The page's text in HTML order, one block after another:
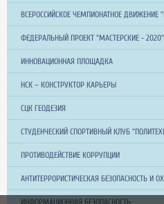
ВСЕРОССИЙСКОЕ ЧЕМПИОНАТНОЕ ДВИЖЕНИЕ
ФЕДЕРАЛЬНЫЙ ПРОЕКТ "МАСТЕРСКИЕ - 2020"
ИННОВАЦИОННАЯ ПЛОЩАДКА
НСК – КОНСТРУКТОР КАРЬЕРЫ
СЦК ГЕОДЕЗИЯ
СТУДЕНЧЕСКИЙ СПОРТИВНЫЙ КЛУБ
ПРОТИВОДЕЙСТВИЕ КОРРУПЦИИ
АНТИТЕРРОРИСТИЧЕСКАЯ БЕЗОПАСНОСТЬ И
ИНФОРМАЦИОННАЯ БЕЗОПАСНОСТЬ